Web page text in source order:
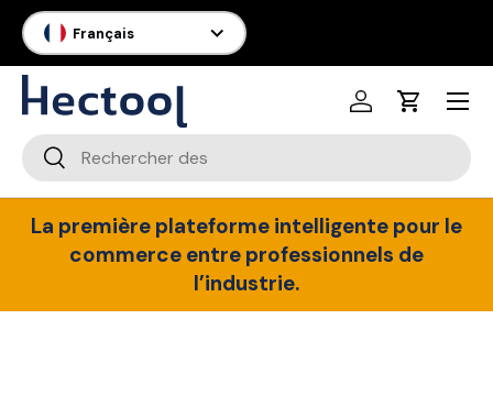
Aller au contenu
Langue
Français
Recherche
Rechercher
Se connecter
Panier
Menu
La première plateforme intelligente pour le
commerce entre professionnels de
l’industrie.